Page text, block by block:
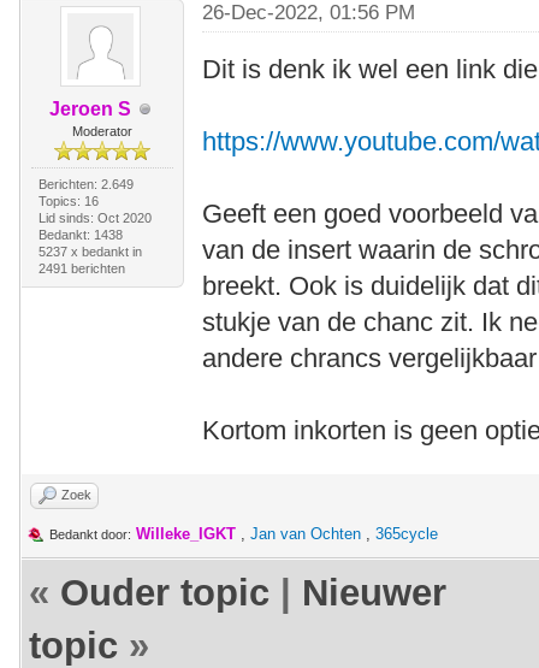
Jeroen S
Moderator
Berichten: 2.649
Topics: 16
Lid sinds: Oct 2020
Bedankt: 1438
5237 x bedankt in
2491 berichten
26-Dec-2022, 01:56 PM
Dit is denk ik wel een link
https://www.youtube.com/
Geeft een goed voorbeeld
van de insert waarin de
breekt. Ook is duidelijk dat
stukje van de chanc zit. Ik
andere chrancs
Kortom inkorten is geen
Zoek
Bedankt door: Willeke_IGKT , Jan van Ochten , 365cycle
« Ouder topic
Nieuwer
topic »